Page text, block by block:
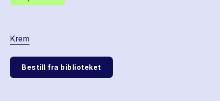
Krem
Bestill fra biblioteket